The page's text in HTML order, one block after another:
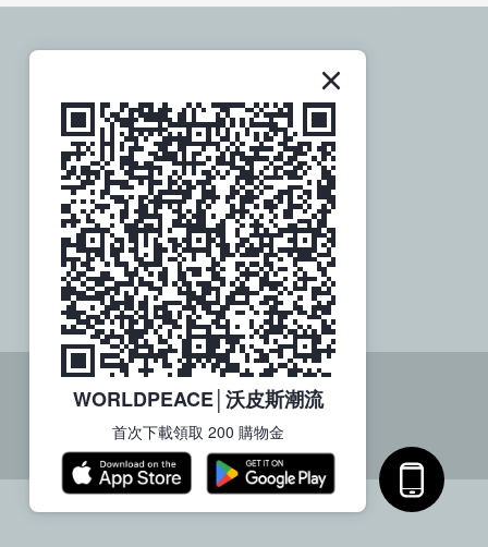
歡迎追蹤訂閱
WORLDPEACE│沃皮斯潮流
首次下載領取 200 購物金